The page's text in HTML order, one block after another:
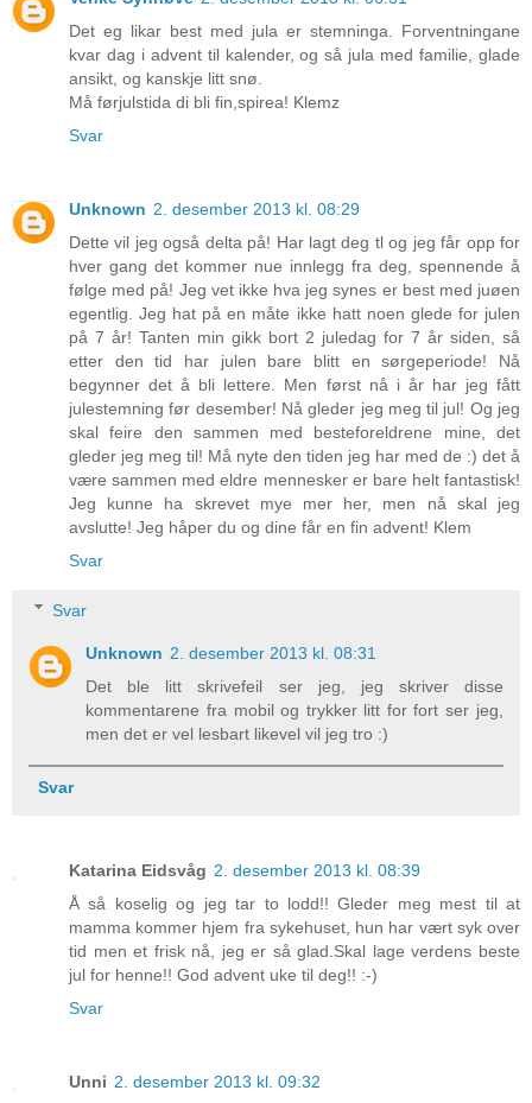
Det eg likar best med jula er stemninga. Forventningane
kvar dag i advent til kalender, og så jula med familie, glade
ansikt, og kanskje litt snø.
Må førjulstida di bli fin,spirea! Klemz
Svar
Unknown 2. desember 2013 kl. 08:29
Dette vil jeg også delta på! Har lagt deg tl og jeg får opp for
hver gang det kommer nue innlegg fra deg, spennende å
følge med på! Jeg vet ikke hva jeg synes er best med juøen
egentlig. Jeg hat på en måte ikke hatt noen glede for julen
på 7 år! Tanten min gikk bort 2 juledag for 7 år siden, så
etter den tid har julen bare blitt en sørgeperiode! Nå
begynner det å bli lettere. Men først nå i år har jeg fått
julestemning før desember! Nå gleder jeg meg til jul! Og jeg
skal feire den sammen med besteforeldrene mine, det
gleder jeg meg til! Må nyte den tiden jeg har med de :) det å
være sammen med eldre mennesker er bare helt fantastisk!
Jeg kunne ha skrevet mye mer her, men nå skal jeg
avslutte! Jeg håper du og dine får en fin advent! Klem
Svar
Svar
Unknown 2. desember 2013 kl. 08:31
Det ble litt skrivefeil ser jeg, jeg skriver disse
kommentarene fra mobil og trykker litt for fort ser jeg,
men det er vel lesbart likevel vil jeg tro :)
Svar
Katarina Eidsvåg 2. desember 2013 kl. 08:39
Å så koselig og jeg tar to lodd!! Gleder meg mest til at
mamma kommer hjem fra sykehuset, hun har vært syk over
tid men et frisk nå, jeg er så glad.Skal lage verdens beste
jul for henne!! God advent uke til deg!! :-)
Svar
Unni 2. desember 2013 kl. 09:32